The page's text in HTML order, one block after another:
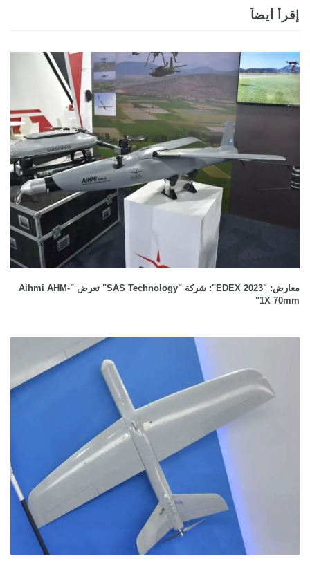
إقرأ أيضاً
معارض: "EDEX 2023": شركة "SAS Technology" تعرض "Aihmi AHM-
1X 70mm"